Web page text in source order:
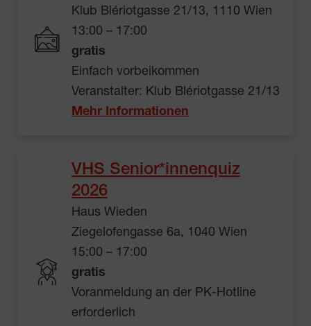
Klub Blériotgasse 21/13, 1110 Wien
13:00 – 17:00
gratis
Einfach vorbeikommen
Veranstalter: Klub Blériotgasse 21/13
Mehr Informationen
VHS Senior*innenquiz
2026
Haus Wieden
Ziegelofengasse 6a, 1040 Wien
15:00 – 17:00
gratis
Voranmeldung an der PK-Hotline
erforderlich